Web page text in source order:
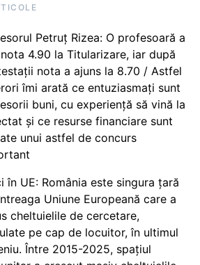
Petruț Rizea: O profesoară a
4.90 la Titularizare, iar după
nota a ajuns la 8.70 / Astfel
îmi arată ce entuziasmați sunt
buni, cu experiență să vină la
și ce resurse financiare sunt
unui astfel de concurs
în UE: România este singura țară
Uniune Europeană care a
cheltuielile de cercetare,
pe cap de locuitor, în ultimul
Între 2015-2025, spațiul